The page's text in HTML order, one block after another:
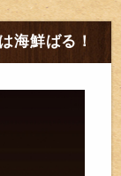
海鮮ばる！